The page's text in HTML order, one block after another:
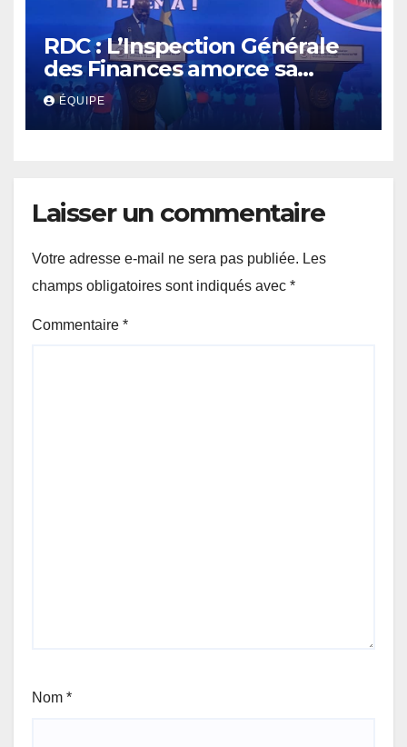
RDC : L’Inspection Générale
des Finances amorce sa
révolution numérique pour
un contrôle permanent des
finances publiques
ÉQUIPE
Laisser un commentaire
Votre adresse e-mail ne sera pas publiée. Les
champs obligatoires sont indiqués avec *
Commentaire *
Nom *